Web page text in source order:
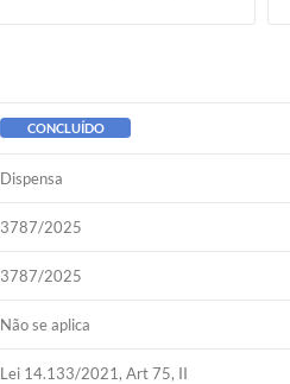
CONCLUÍDO
Dispensa
3787/2025
3787/2025
Não se aplica
Lei 14.133/2021, Art 75, II